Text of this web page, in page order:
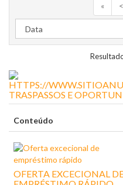
« <
TRASPASSOS E
Conteúdo
OFERTA EXCECIONAL